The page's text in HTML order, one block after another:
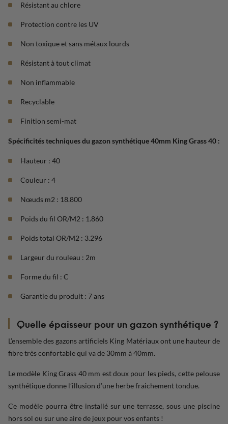
Résistant au chlore
Protection contre les UV
Non toxique et sans métaux lourds
Résistant à tout climat
Non inflammable
Recyclable
Finition semi-mat
Spécificités techniques du gazon synthétique 40mm King Grass 40 :
Hauteur : 40
Couleur : 4
Nœuds m2 : 18.800
Poids du fil OR/M2 : 1.860
Poids total OR/M2 : 3.296
Largeur du rouleau : 2m
Forme du fil : C
Garantie du produit : 7 ans
Quelle épaisseur pour un gazon synthétique ?
L’ensemble des gazons artificiels King Matériaux ont une hauteur de
fibre très confortable qui va de 30mm à 40mm.
Le modèle King Grass 40 mm est doux pour les pieds, cette pelouse
synthétique donne l’illusion d’une herbe fraichement tondue.
Ce modèle pourra être installé sur une terrasse, sous une piscine
hors sol ou sur une aire de jeux pour vos enfants !